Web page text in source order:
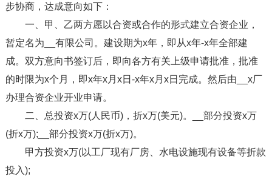
步协商，达成意向如下：
一、甲、乙两方愿以合资或合作的形式建立合资企业，
暂定名为__有限公司。建设期为x年，即从x年-x年全部建
成。双方意向书签订后，即向各方有关上级申请批准，批准
的时限为x个月，即x年x月x日-x年x月x日完成。然后由__x厂
办理合资企业开业申请。
二、总投资x万(人民币)，折x万(美元)。__部分投资x万
(折x万);__部分投资x万(折x万)。
甲方投资x万(以工厂现有厂房、水电设施现有设备等折款
投入);